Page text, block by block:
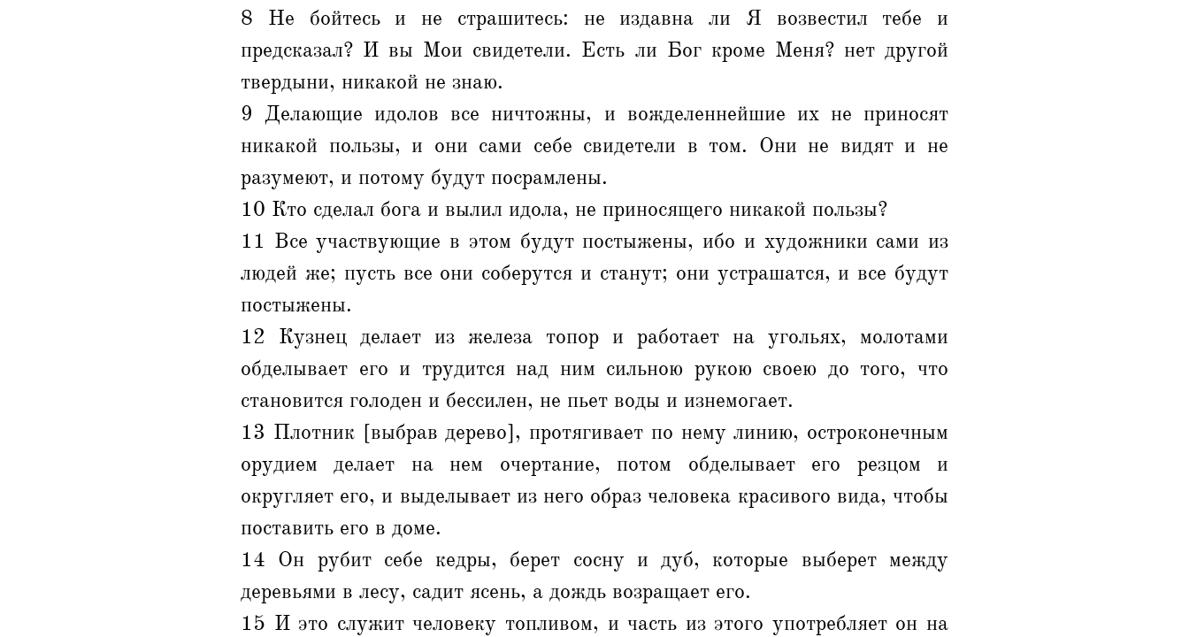
8 Не бойтесь и не страшитесь: не издавна ли Я возвестил тебе и
предсказал? И вы Мои свидетели. Есть ли Бог кроме Меня? нет другой
твердыни, никакой не знаю.
9 Делающие идолов все ничтожны, и вожделеннейшие их не приносят
никакой пользы, и они сами себе свидетели в том. Они не видят и не
разумеют, и потому будут посрамлены.
10 Кто сделал бога и вылил идола, не приносящего никакой пользы?
11 Все участвующие в этом будут постыжены, ибо и художники сами из
людей же; пусть все они соберутся и станут; они устрашатся, и все будут
постыжены.
12 Кузнец делает из железа топор и работает на угольях, молотами
обделывает его и трудится над ним сильною рукою своею до того, что
становится голоден и бессилен, не пьет воды и изнемогает.
13 Плотник [выбрав дерево], протягивает по нему линию, остроконечным
орудием делает на нем очертание, потом обделывает его резцом и
округляет его, и выделывает из него образ человека красивого вида, чтобы
поставить его в доме.
14 Он рубит себе кедры, берет сосну и дуб, которые выберет между
деревьями в лесу, садит ясень, а дождь возращает его.
15 И это служит человеку топливом, и часть из этого употребляет он на